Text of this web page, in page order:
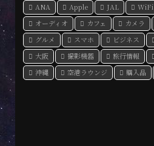
ANA Apple JAL WiFi
オーディオ
カフェ カメラ
グルメ
スマホ ビジネス
大阪
撮影機器 旅行情報
沖縄
空港ラウンジ 購入品